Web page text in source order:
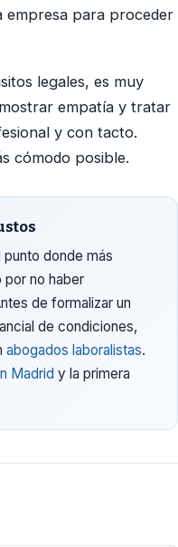
empresa para proceder
legales, es muy
empatía y tratar
y con tacto.
cómodo posible.
donde más
por no haber
de formalizar un
de condiciones,
abogados laboralistas.
Madrid y la primera